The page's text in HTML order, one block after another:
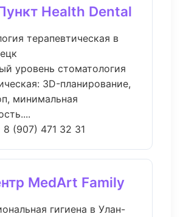
Health Dental
терапевтическая в
уровень стоматология
3D-планирование,
минимальная
8 (907) 471 32 31
MedArt Family
гигиена в Улан-